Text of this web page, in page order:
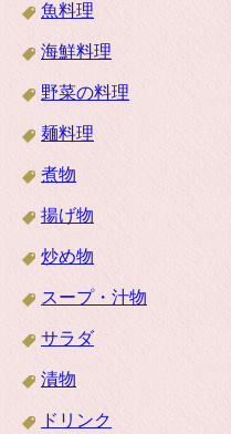
魚料理
海鮮料理
野菜の料理
麺料理
煮物
揚げ物
炒め物
スープ・汁物
サラダ
漬物
ドリンク